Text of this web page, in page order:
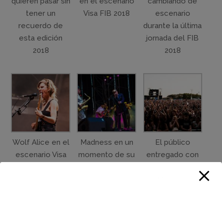
tener un
recuerdo de
esta edición
2018
Visa FIB 2018
escenario
durante la última
jornada del FIB
2018
Wolf Alice en el
escenario Visa
Madness en un
momento de su
El público
entregado con